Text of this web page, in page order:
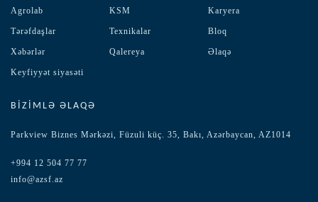
Agrolab KSM Karyera
Tərəfdaşlar Texnikalar Bloq
Xəbərlər Qalereya Əlaqə
Keyfiyyət siyasəti
BIZIMLƏ ƏLAQƏ
Parkview Biznes Mərkəzi, Füzuli küç. 35, Bakı, Azərbaycan, AZ1014
+994 12 504 77 77
info@azsf.az